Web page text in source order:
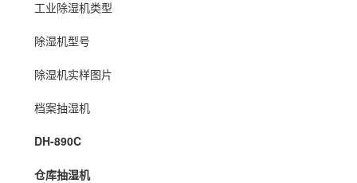
工业除湿机类型
除湿机型号
除湿机实样图片
档案抽湿机
DH-890C
仓库抽湿机